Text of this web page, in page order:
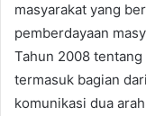
masyarakat yang
pemberdayaan
Tahun 2008
termasuk bagian
komunikasi dua